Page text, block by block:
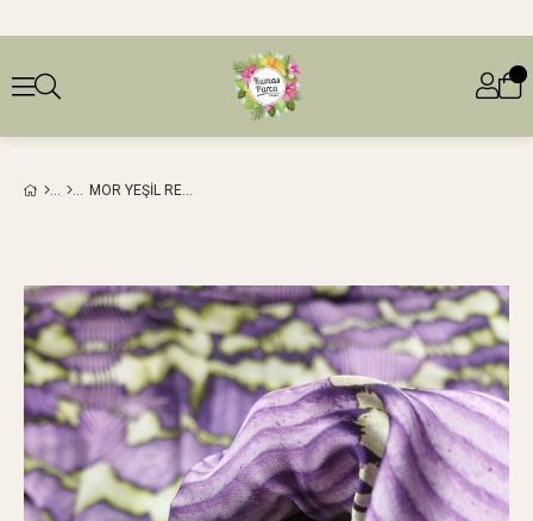
MOR YEŞIL RENKLERDE İNCE SATEN (EN 140 CM X BOY 230 CM)